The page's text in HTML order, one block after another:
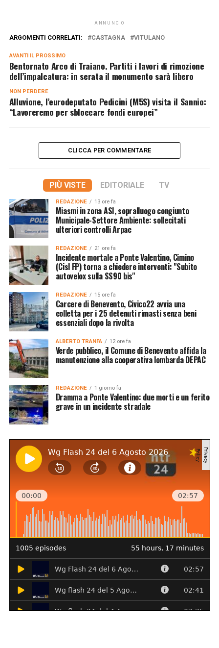
ANNUNCIO
ARGOMENTI CORRELATI: CASTAGNA VITULANO
AVANTI IL ​​PROSSIMO
Bentornato Arco di Traiano. Partiti i lavori di rimozione
dell’impalcatura: in serata il monumento sarà libero
NON PERDERE
Alluvione, l’eurodeputato Pedicini (M5S) visita il Sannio:
“Lavoreremo per sbloccare fondi europei”
CLICCA PER COMMENTARE
PIÙ VISTE EDITORIALE TV
REDAZIONE 13 ore fa
Miasmi in zona ASI, sopralluogo congiunto
Municipale-Settore Ambiente: sollecitati
ulteriori controlli Arpac
REDAZIONE 21 ore fa
Incidente mortale a Ponte Valentino, Cimino
(Cisl FP) torna a chiedere interventi: "Subito
autovelox sulla SS90 bis"
REDAZIONE 15 ore fa
Carcere di Benevento, Civico22 avvia una
colletta per i 25 detenuti rimasti senza beni
essenziali dopo la rivolta
ALBERTO TRANFA 12 ore fa
Verde pubblico, il Comune di Benevento affida la
manutenzione alla cooperativa lombarda DEPAC
REDAZIONE 1 giorno fa
Dramma a Ponte Valentino: due morti e un ferito
grave in un incidente stradale